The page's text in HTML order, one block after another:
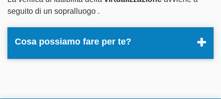
seguito di un sopralluogo .
Cosa possiamo fare per te?